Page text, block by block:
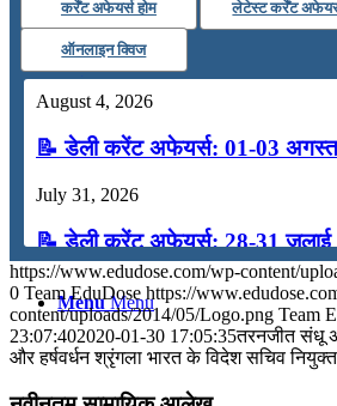
कंप्यूटर
मॉक टेस्ट
टुडेज जीके
Menu Menu
कर्रेंट अफेयर्स होम लेटेस्ट कर्रेंट
ऑनलाइन क्विज
August 4, 2026
📝 डेली करेंट अफेयर्स: 01-03
July 31, 2026
📝 डेली करेंट अफेयर्स: 28-31 जुलाई
July 28, 2026
📝 डेली करेंट अफेयर्स: 25-27 जुलाई
https://www.edudose.com/wp-content/
0 Team EduDose https://
content/uploads/2014/05/Logo.png Team
23:07:402020-01-30 17:05:35तरनजीत संधू
और हर्षवर्धन श्रृंगला भारत के विदेश सचिव